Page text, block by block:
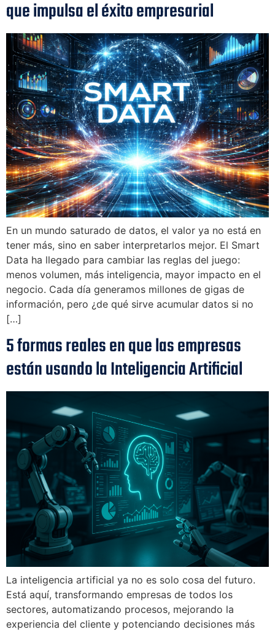
que impulsa el éxito empresarial
En un mundo saturado de datos, el valor ya no está en
tener más, sino en saber interpretarlos mejor. El Smart
Data ha llegado para cambiar las reglas del juego:
menos volumen, más inteligencia, mayor impacto en el
negocio. Cada día generamos millones de gigas de
información, pero ¿de qué sirve acumular datos si no
[…]
5 formas reales en que las empresas
están usando la Inteligencia Artificial
La inteligencia artificial ya no es solo cosa del futuro.
Está aquí, transformando empresas de todos los
sectores, automatizando procesos, mejorando la
experiencia del cliente y potenciando decisiones más